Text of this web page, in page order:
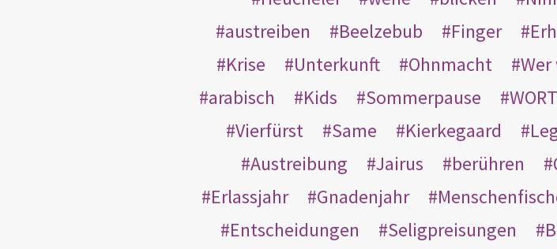
austreiben
Beelzebub Finger
Krise
Unterkunft Ohnmacht Wer
arabisch
Kids Sommerpause
Vierfürst
Same Kierkegaard
Austreibung
Jairus berühren
Erlassjahr
Gnadenjahr
Entscheidungen
Seligpreisungen